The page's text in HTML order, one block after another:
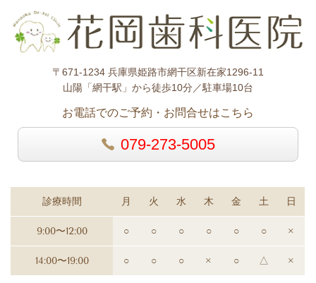
〒671-1234 兵庫県姫路市網干区新在家1296-11
山陽「網干駅」から徒歩10分／駐車場10台
お電話でのご予約・お問合せはこちら
079-273-5005
診療時間 月 火 水 木 金 土 日
9:00〜12:00 ○ ○ ○ ○ ○ ○ ×
14:00〜19:00 ○ ○ ○ × ○ △ ×